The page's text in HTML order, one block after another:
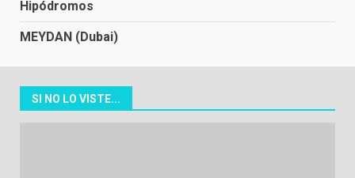
Hipódromos
MEYDAN (Dubai)
SI NO LO VISTE...